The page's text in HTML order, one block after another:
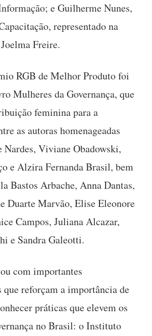
e Guilherme Nunes,
representado na
Freire.
RGB de Melhor Produto foi
Mulheres da Governança, que
feminina para a
as autoras homenageadas
Nardes, Viviane Obadowski,
e Alzira Fernanda Brasil, bem
Bastos Arbache, Anna Dantas,
Duarte Marvão, Elise Eleonore
Campos, Juliana Alcazar,
e Sandra Galeotti.
com importantes
que reforçam a importância de
práticas que elevem os
no Brasil: o Instituto